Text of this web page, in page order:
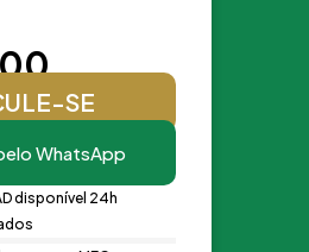
SE
WhatsApp
disponível 24h